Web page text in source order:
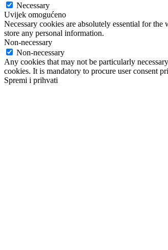
Necessary
Uvijek omogućeno
Necessary cookies are absolutely essential for
store any personal information.
Non-necessary
Non-necessary
Any cookies that may not be particularly
cookies. It is mandatory to procure user consent
Spremi i prihvati